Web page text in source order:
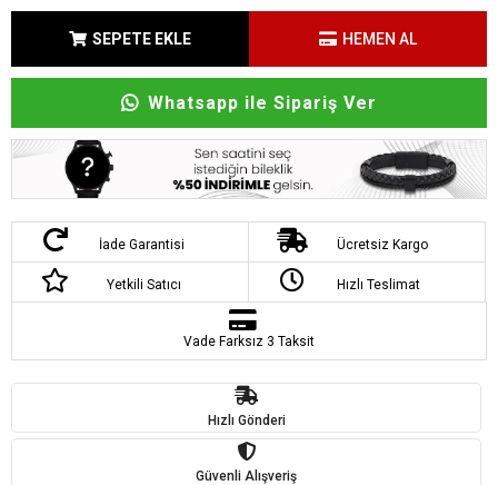
SEPETE EKLE HEMEN AL
Whatsapp ile Sipariş Ver
İade Garantisi Ücretsiz Kargo
Yetkili Satıcı Hızlı Teslimat
Vade Farksız 3 Taksit
Hızlı Gönderi
Güvenli Alışveriş